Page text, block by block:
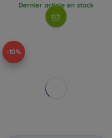
Dernier article en stock
-10%